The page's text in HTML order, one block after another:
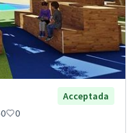
Acceptada
0 0